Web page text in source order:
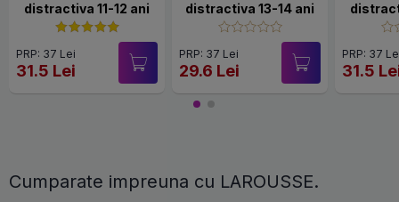
distractiva 11-12 ani
PRP: 37 Lei
31.5 Lei
distractiva 13-14 ani
PRP: 37 Lei
29.6 Lei
PRP: 37
31.5
Cumparate impreuna cu LAROUSSE.